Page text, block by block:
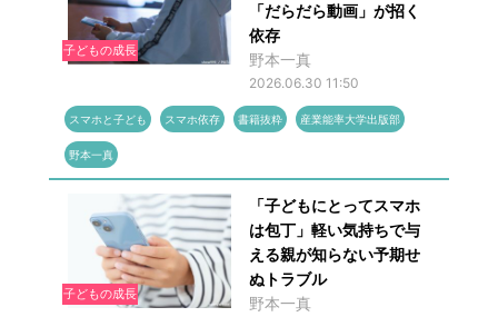
子どもの成長
「だらだら動画」が招く
依存
野本一真
2026.06.30 11:50
スマホと子ども スマホ依存 書籍抜粋 産業能率大学出版部
野本一真
子どもの成長
「子どもにとってスマホ
は包丁」軽い気持ちで与
える親が知らない予期せ
ぬトラブル
野本一真